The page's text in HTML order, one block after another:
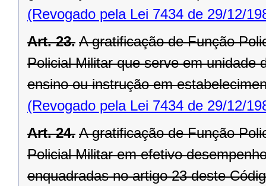
(Revogado pela Lei 7434 de 29/12/
Art. 23. A gratificação de Função
Policial Militar que serve em unidade
ensino ou instrução em
(Revogado pela Lei 7434 de 29/12/
Art. 24. A gratificação de Função
Policial Militar em efetivo
enquadradas no artigo 23 deste